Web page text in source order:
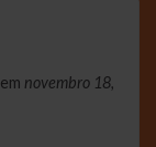
em novembro 18,